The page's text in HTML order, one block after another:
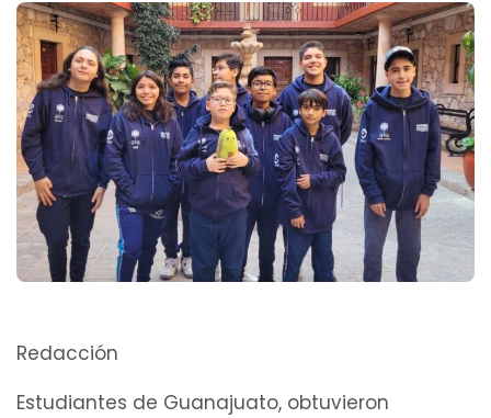
Redacción
Estudiantes de Guanajuato, obtuvieron